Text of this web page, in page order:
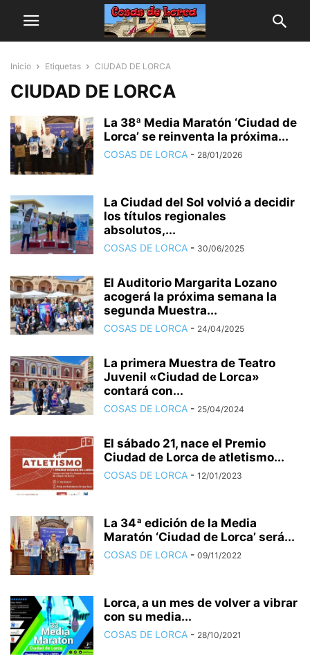
Inicio Etiquetas CIUDAD DE LORCA
CIUDAD DE LORCA
La 38ª Media Maratón ‘Ciudad de
Lorca’ se reinventa la próxima...
COSAS DE LORCA - 28/01/2026
La Ciudad del Sol volvió a decidir
los títulos regionales
absolutos,...
COSAS DE LORCA - 30/06/2025
El Auditorio Margarita Lozano
acogerá la próxima semana la
segunda Muestra...
COSAS DE LORCA - 24/04/2025
La primera Muestra de Teatro
Juvenil «Ciudad de Lorca»
contará con...
COSAS DE LORCA - 25/04/2024
El sábado 21, nace el Premio
Ciudad de Lorca de atletismo...
COSAS DE LORCA - 12/01/2023
La 34ª edición de la Media
Maratón ‘Ciudad de Lorca’ será...
COSAS DE LORCA - 09/11/2022
Lorca, a un mes de volver a vibrar
con su media...
COSAS DE LORCA - 28/10/2021